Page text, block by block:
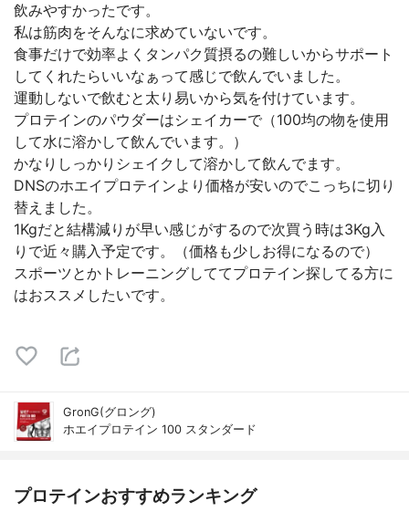
飲みやすかったです。
私は筋肉をそんなに求めていないです。
食事だけで効率よくタンパク質摂るの難しいからサポート
してくれたらいいなぁって感じで飲んでいました。
運動しないで飲むと太り易いから気を付けています。
プロテインのパウダーはシェイカーで（100均の物を使用
して水に溶かして飲んでいます。）
かなりしっかりシェイクして溶かして飲んでます。
DNSのホエイプロテインより価格が安いのでこっちに切り
替えました。
1Kgだと結構減りが早い感じがするので次買う時は3Kg入
りで近々購入予定です。（価格も少しお得になるので）
スポーツとかトレーニングしててプロテイン探してる方に
はおススメしたいです。
GronG(グロング)
ホエイプロテイン 100 スタンダード
プロテインおすすめランキング